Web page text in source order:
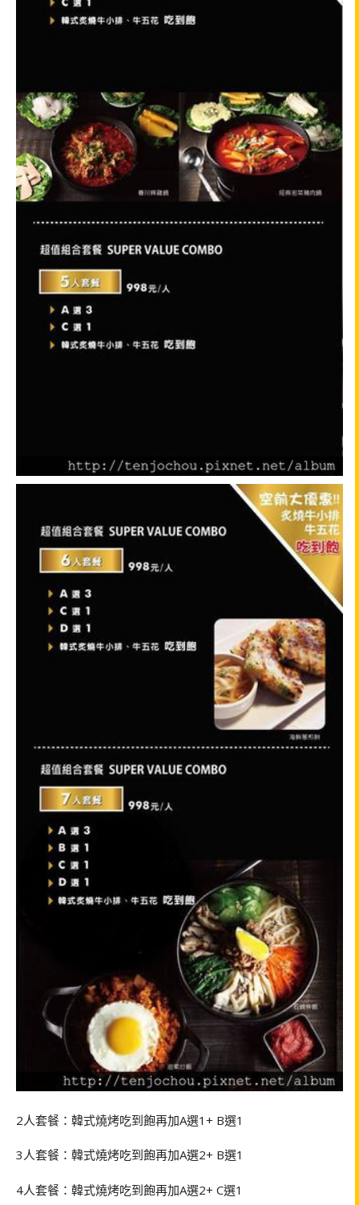
2人套餐：韓式燒烤吃到飽再加A選1+ B選1
3人套餐：韓式燒烤吃到飽再加A選2+ B選1
4人套餐：韓式燒烤吃到飽再加A選2+ C選1